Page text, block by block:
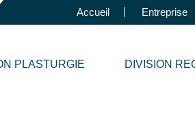
Accueil Entreprise
PLASTURGIE DIVISION